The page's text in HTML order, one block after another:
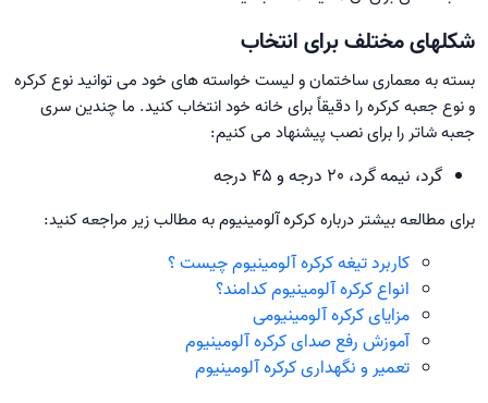
شکلهای مختلف برای انتخاب
بسته به معماری ساختمان و لیست خواسته های خود می توانید نوع کرکره
و نوع جعبه کرکره را دقیقاً برای خانه خود انتخاب کنید. ما چندین سری
جعبه شاتر را برای نصب پیشنهاد می کنیم:
گرد، نیمه گرد، 20 درجه و 45 درجه
برای مطالعه بیشتر درباره کرکره آلومینیوم به مطالب زیر مراجعه کنید:
کاربرد تیغه کرکره آلومینیوم چیست ؟
انواع کرکره آلومینیوم کدامند؟
مزایای کرکره آلومینیومی
آموزش رفع صدای کرکره آلومینیوم
تعمیر و نگهداری کرکره آلومینیوم